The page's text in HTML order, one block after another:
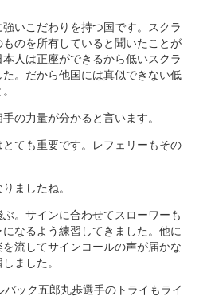
いこだわりを持つ国です。スクラ
のを所有していると聞いたことが
人は正座ができるから低いスクラ
。だから他国には真似できない低
の力量が分かると言います。
ても重要です。レフェリーもその
ましたね。
。サインに合わせてスローワーも
なるよう練習してきました。他に
流してサインコールの声が届かな
ました。
ック五郎丸歩選手のトライもライ